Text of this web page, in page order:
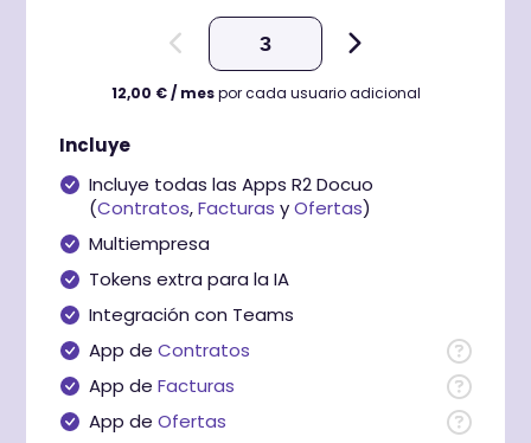
12,00 € / mespor cada usuario adicional
Incluye
Incluye todas las Apps R2 Docuo
(Contratos,Facturas yOfertas)
Multiempresa
Tokens extra para la IA
Integración con Teams
App de Contratos
App de Facturas
App de Ofertas